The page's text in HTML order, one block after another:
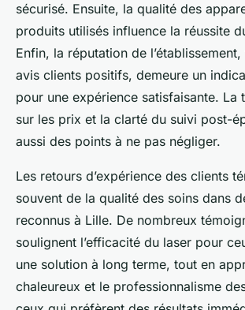
sécurisé. Ensuite, la qualité des
produits utilisés influence la réussite
Enfin, la réputation de
avis clients positifs, demeure un
pour une expérience satisfaisante. La
sur les prix et la clarté du suivi post-
aussi des points à ne pas négliger.
Les retours d’expérience des clients
souvent de la qualité des soins dans
reconnus à Lille. De nombreux
soulignent l’efficacité du laser pour
une solution à long terme, tout en
chaleureux et le professionnalisme